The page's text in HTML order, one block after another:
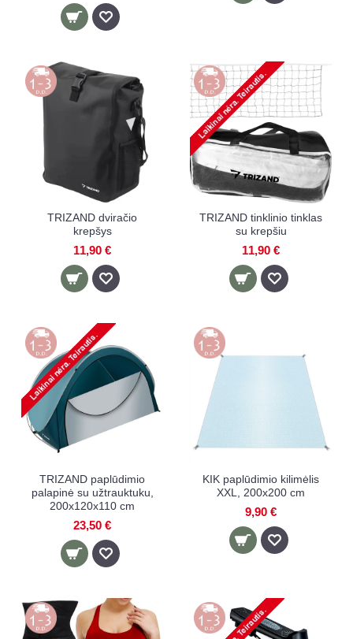
TRIZAND dviračio
krepšys
11,90 €
TRIZAND tinklinio tinklas
su krepšiu
11,90 €
TRIZAND paplūdimio
palapinė su užtrauktuku,
200x120x110 cm
23,50 €
KIK paplūdimio kilimėlis
XXL, 200x200 cm
9,90 €